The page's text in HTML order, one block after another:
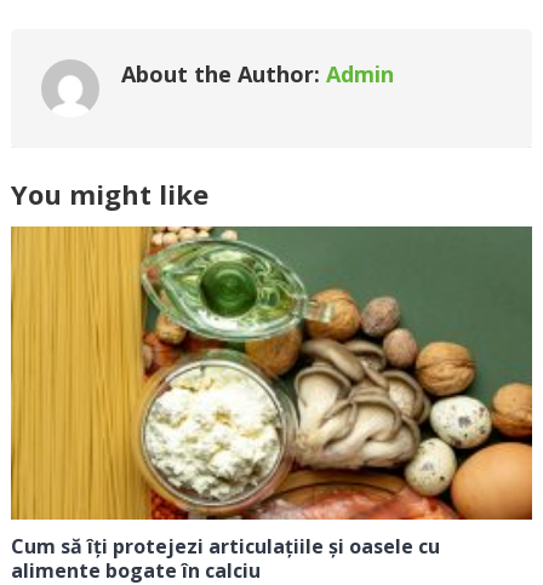
About the Author: Admin
You might like
Cum să îți protejezi articulațiile și oasele cu
alimente bogate în calciu